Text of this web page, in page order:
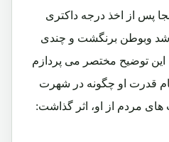
پس از اخذ درجه داکتری
شد وبوطن برنگشت و چندی
این توضیح مختصر می پردازم
قدرت او چگونه در شهرت
مردم از او، اثر گذاشت: